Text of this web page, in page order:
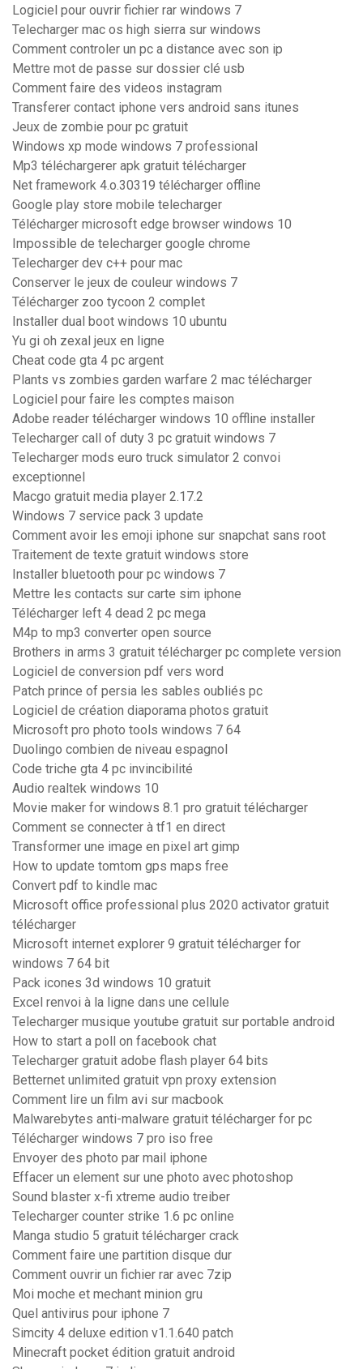
Logiciel pour ouvrir fichier rar windows 7
Telecharger mac os high sierra sur windows
Comment controler un pc a distance avec son ip
Mettre mot de passe sur dossier clé usb
Comment faire des videos instagram
Transferer contact iphone vers android sans itunes
Jeux de zombie pour pc gratuit
Windows xp mode windows 7 professional
Mp3 téléchargerer apk gratuit télécharger
Net framework 4.o.30319 télécharger offline
Google play store mobile telecharger
Télécharger microsoft edge browser windows 10
Impossible de telecharger google chrome
Telecharger dev c++ pour mac
Conserver le jeux de couleur windows 7
Télécharger zoo tycoon 2 complet
Installer dual boot windows 10 ubuntu
Yu gi oh zexal jeux en ligne
Cheat code gta 4 pc argent
Plants vs zombies garden warfare 2 mac télécharger
Logiciel pour faire les comptes maison
Adobe reader télécharger windows 10 offline installer
Telecharger call of duty 3 pc gratuit windows 7
Telecharger mods euro truck simulator 2 convoi
exceptionnel
Macgo gratuit media player 2.17.2
Windows 7 service pack 3 update
Comment avoir les emoji iphone sur snapchat sans root
Traitement de texte gratuit windows store
Installer bluetooth pour pc windows 7
Mettre les contacts sur carte sim iphone
Télécharger left 4 dead 2 pc mega
M4p to mp3 converter open source
Brothers in arms 3 gratuit télécharger pc complete version
Logiciel de conversion pdf vers word
Patch prince of persia les sables oubliés pc
Logiciel de création diaporama photos gratuit
Microsoft pro photo tools windows 7 64
Duolingo combien de niveau espagnol
Code triche gta 4 pc invincibilité
Audio realtek windows 10
Movie maker for windows 8.1 pro gratuit télécharger
Comment se connecter à tf1 en direct
Transformer une image en pixel art gimp
How to update tomtom gps maps free
Convert pdf to kindle mac
Microsoft office professional plus 2020 activator gratuit
télécharger
Microsoft internet explorer 9 gratuit télécharger for
windows 7 64 bit
Pack icones 3d windows 10 gratuit
Excel renvoi à la ligne dans une cellule
Telecharger musique youtube gratuit sur portable android
How to start a poll on facebook chat
Telecharger gratuit adobe flash player 64 bits
Betternet unlimited gratuit vpn proxy extension
Comment lire un film avi sur macbook
Malwarebytes anti-malware gratuit télécharger for pc
Télécharger windows 7 pro iso free
Envoyer des photo par mail iphone
Effacer un element sur une photo avec photoshop
Sound blaster x-fi xtreme audio treiber
Telecharger counter strike 1.6 pc online
Manga studio 5 gratuit télécharger crack
Comment faire une partition disque dur
Comment ouvrir un fichier rar avec 7zip
Moi moche et mechant minion gru
Quel antivirus pour iphone 7
Simcity 4 deluxe edition v1.1.640 patch
Minecraft pocket édition gratuit android